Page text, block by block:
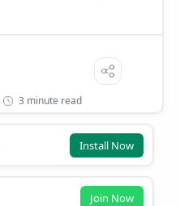
3 minute read
Install Now
Join Now